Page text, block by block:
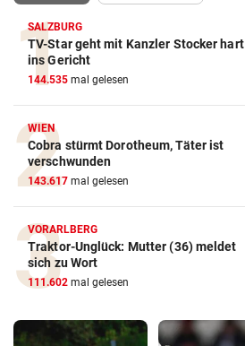
SALZBURG
TV-Star geht mit Kanzler Stocker hart
ins Gericht
144.535 mal gelesen
WIEN
Cobra stürmt Dorotheum, Täter ist
verschwunden
143.617 mal gelesen
VORARLBERG
Traktor-Unglück: Mutter (36) meldet
sich zu Wort
111.602 mal gelesen